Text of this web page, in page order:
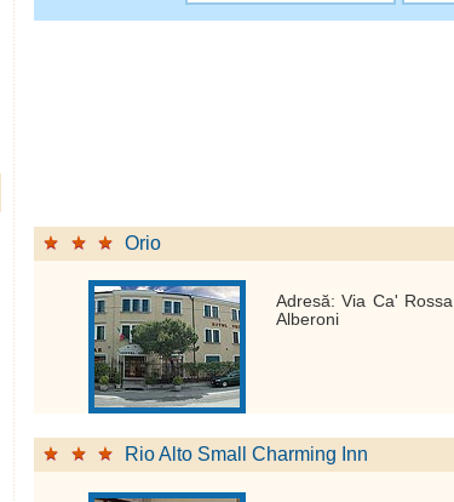
Orio
Adresă: Via Ca'
Alberoni
Rio Alto Small Charming Inn